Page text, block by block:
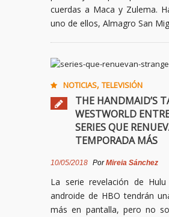
cuerdas a Maca y Zulema.
uno de ellos, Almagro San
NOTICIAS, TELEVISIÓN
THE HANDMAID’S
WESTWORLD
SERIES QUE
TEMPORADA MÁS
10/05/2018 PorMireia Sánchez
La serie revelación de
androide de HBO tendrán
más en pantalla, pero no